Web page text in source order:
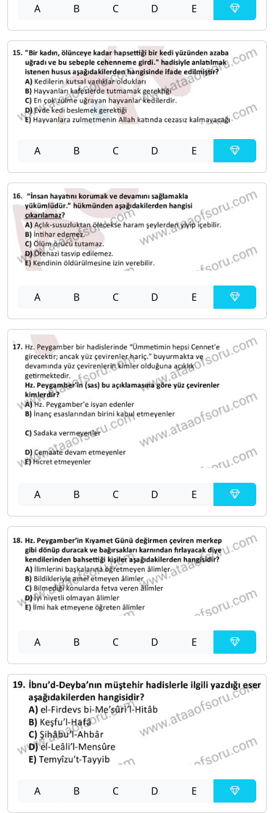
A B C D E
A B C D E
A B C D E
A B C D E
A B C D E
A B C D E